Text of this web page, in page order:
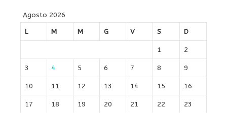
Agosto 2026
L
M M G V S D
1 2
3 4 5 6 7 8 9
10 11 12 13 14 15 16
17 18 19 20 21 22 23